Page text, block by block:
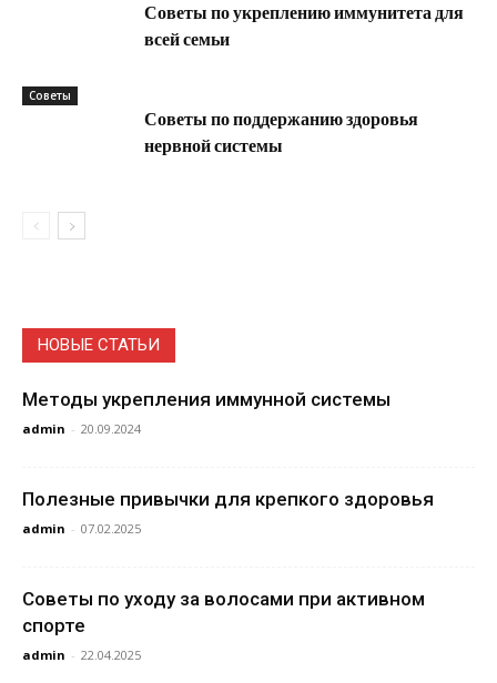
Советы по укреплению иммунитета для
всей семьи
Советы
Советы по поддержанию здоровья
нервной системы
НОВЫЕ СТАТЬИ
Методы укрепления иммунной системы
admin - 20.09.2024
Полезные привычки для крепкого здоровья
admin - 07.02.2025
Советы по уходу за волосами при активном
спорте
admin - 22.04.2025